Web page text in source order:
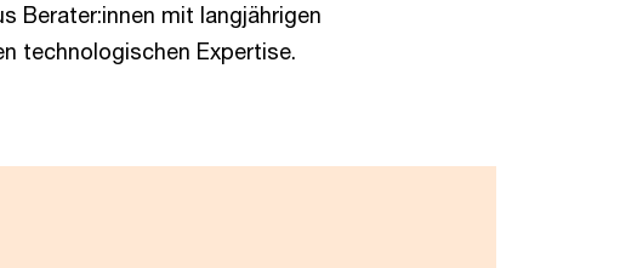
Berater:innen mit langjährigen
technologischen Expertise.